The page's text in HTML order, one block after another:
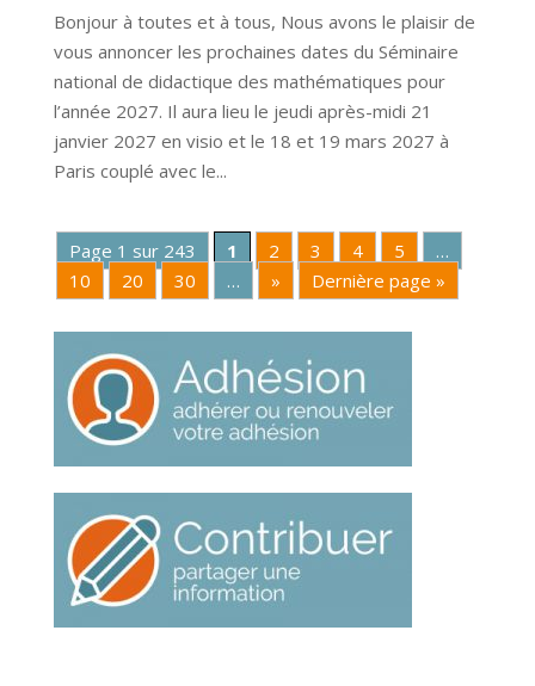
Bonjour à toutes et à tous, Nous avons le plaisir de
vous annoncer les prochaines dates du Séminaire
national de didactique des mathématiques pour
l’année 2027. Il aura lieu le jeudi après-midi 21
janvier 2027 en visio et le 18 et 19 mars 2027 à
Paris couplé avec le...
Page 1 sur 243 1 2 3 4 5
…
10
20 30 … » Dernière page »